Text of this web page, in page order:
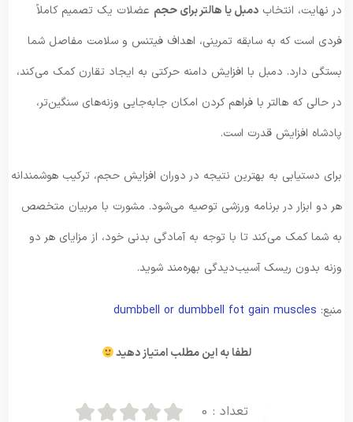
در نهایت، انتخاب دمبل یا هالتر برای حجم عضلات یک تصمیم کاملاً
فردی است که به سابقه تمرینی، اهداف فیتنس و سلامت مفاصل شما
بستگی دارد. دمبل با افزایش دامنه حرکتی به ایجاد تقارن کمک می‌کند،
در حالی که هالتر با فراهم کردن امکان جابه‌جایی وزنه‌های سنگین‌تر،
پادشاه افزایش قدرت است.
برای دستیابی به بهترین نتیجه در دوران افزایش حجم، ترکیب هوشمندانه
هر دو ابزار در برنامه ورزشی توصیه‌ می‌شود. مشورت با مربیان متخصص
به شما کمک می‌کند تا با توجه به آمادگی بدنی خود، از مزایای هر دو
وزنه بدون ریسک آسیب‌دیدگی بهره‌مند شوید.
منبع: dumbbell or dumbbell fot gain muscles
لطفا به این مطلب امتیاز دهید
تعداد : 0